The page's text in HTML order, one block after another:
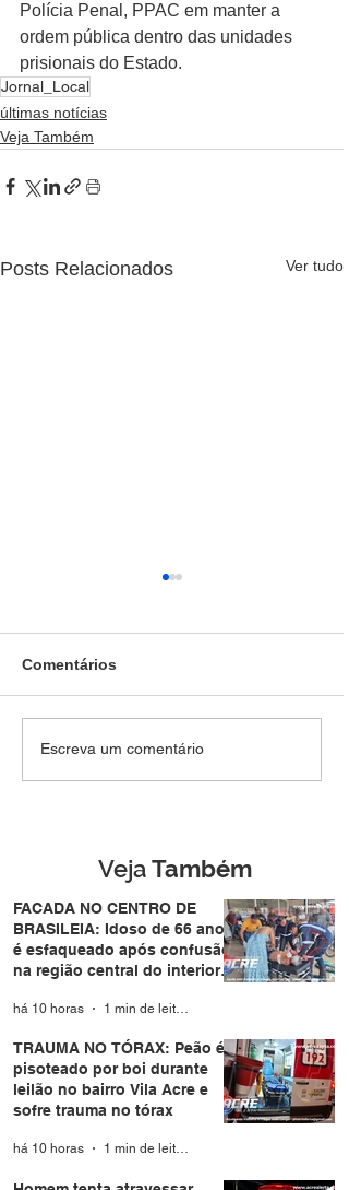
Polícia Penal, PPAC em manter a
ordem pública dentro das unidades
prisionais do Estado.
Jornal_Local
últimas notícias
Veja Também
Posts Relacionados Ver tudo
TRAUMA NO TÓRAX:
Comentários
Escreva um comentário
VejaTambém
FACADA NO CENTRO DE
BRASILEIA: Idoso de 66 anos
é esfaqueado após confusão
na região central do interior
há 10 horas
TRAUMA NO TÓRAX: Peão é
pisoteado por boi durante
leilão no bairro Vila Acre e
sofre trauma no tórax
há 10 horas 1 min de leitura